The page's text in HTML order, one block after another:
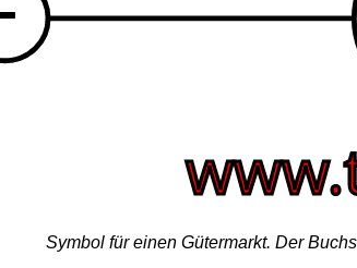
Symbol für einen Gütermarkt. Der